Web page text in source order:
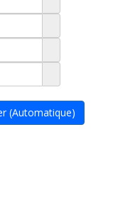
(Automatique)